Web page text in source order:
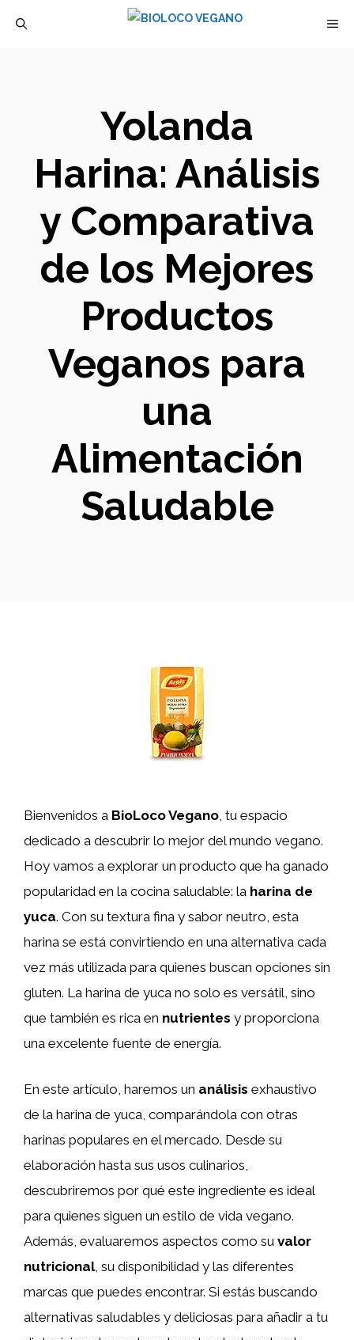
Yolanda
Harina: Análisis
y Comparativa
de los Mejores
Productos
Veganos para
una
Alimentación
Saludable
Bienvenidos a BioLoco Vegano, tu espacio
dedicado a descubrir lo mejor del mundo vegano.
Hoy vamos a explorar un producto que ha ganado
popularidad en la cocina saludable: la harina de
yuca. Con su textura fina y sabor neutro, esta
harina se está convirtiendo en una alternativa cada
vez más utilizada para quienes buscan opciones sin
gluten. La harina de yuca no solo es versátil, sino
que también es rica en nutrientes y proporciona
una excelente fuente de energía.
En este artículo, haremos un análisis exhaustivo
de la harina de yuca, comparándola con otras
harinas populares en el mercado. Desde su
elaboración hasta sus usos culinarios,
descubriremos por qué este ingrediente es ideal
para quienes siguen un estilo de vida vegano.
Además, evaluaremos aspectos como su valor
nutricional, su disponibilidad y las diferentes
marcas que puedes encontrar. Si estás buscando
alternativas saludables y deliciosas para añadir a tu